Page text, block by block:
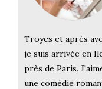
Troyes et après
je suis arrivée en
près de Paris.
une comédie